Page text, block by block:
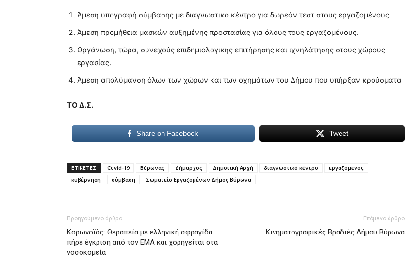
Άμεση υπογραφή σύμβασης με διαγνωστικό κέντρο για δωρεάν τεστ στους εργαζομένους.
Άμεση προμήθεια μασκών αυξημένης προστασίας για όλους τους εργαζομένους.
Οργάνωση, τώρα, συνεχούς επιδημιολογικής επιτήρησης και ιχνηλάτησης στους χώρους
εργασίας.
Άμεση απολύμανση όλων των χώρων και των οχημάτων του Δήμου που υπήρξαν κρούσματα
ΤΟ Δ.Σ.
Share on Facebook Tweet
ΕΤΙΚΕΤΕΣ Covid-19 Βύρωνας Δήμαρχος Δημοτική Αρχή διαγνωστικό κέντρο
εργαζόμενος
κυβέρνηση
σύμβαση Σωματείο Εργαζομένων Δήμος Βύρωνα
Προηγούμενο άρθρο
Κορωνοϊός: Θεραπεία με ελληνική σφραγίδα
πήρε έγκριση από τον ΕΜΑ και χορηγείται στα
νοσοκομεία
Επόμενο άρθρο
Κινηματογραφικές Βραδιές Δήμου Βύρωνα